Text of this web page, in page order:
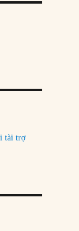
tài trợ